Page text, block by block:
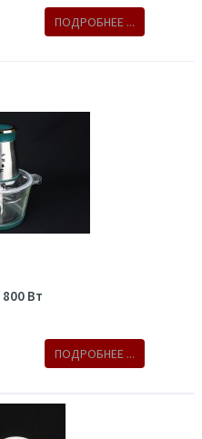
ПОДРОБНЕЕ ...
Вт
ПОДРОБНЕЕ ...